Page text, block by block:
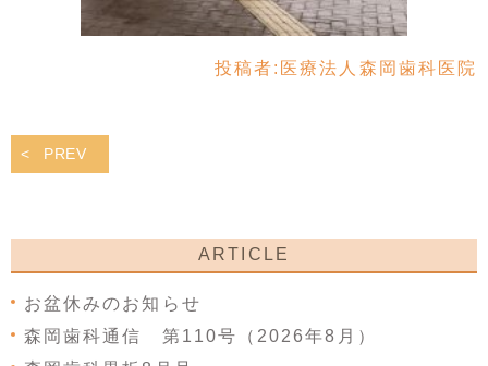
投稿者: 医療法人森岡歯科医院
PREV
ARTICLE
お盆休みのお知らせ
森岡歯科通信 第110号（2026年8月）